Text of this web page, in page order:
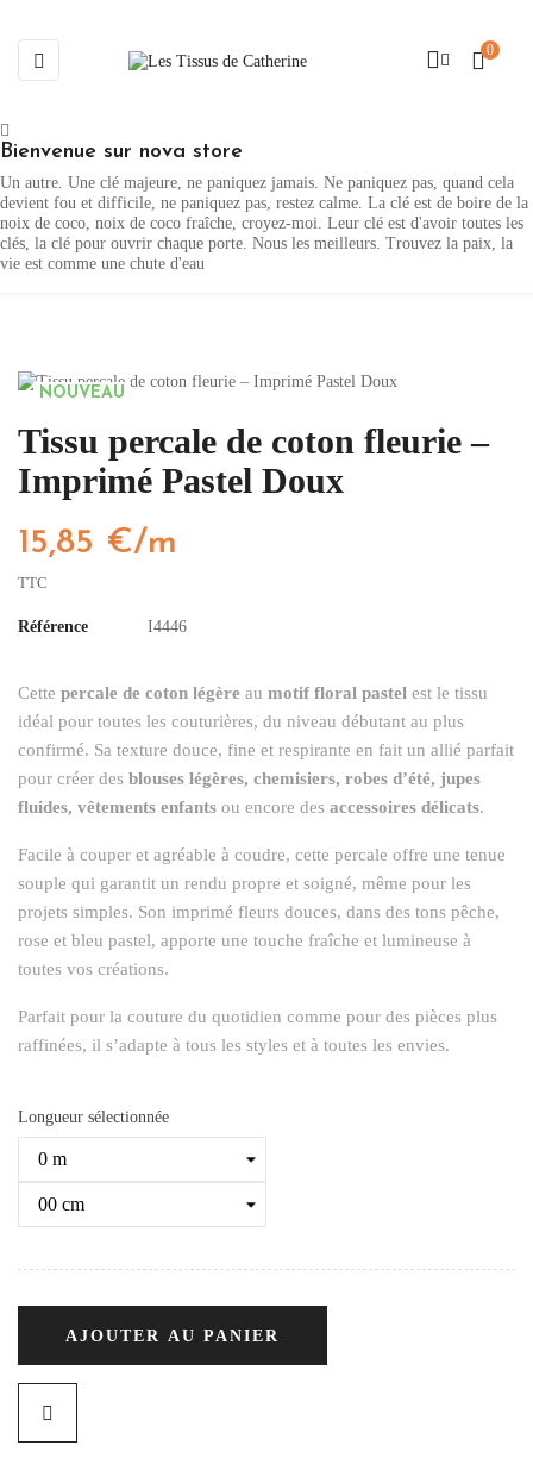
Basculer
la
☰ 0
Bienvenue sur nova store
Un autre. Une clé majeure, ne paniquez jamais. Ne paniquez pas, quand cela
devient fou et difficile, ne paniquez pas, restez calme. La clé est de boire de la
noix de coco, noix de coco fraîche, croyez-moi. Leur clé est d'avoir toutes les
clés, la clé pour ouvrir chaque porte. Nous les meilleurs. Trouvez la paix, la
vie est comme une chute d'eau
NOUVEAU
Tissu percale de coton fleurie –
Imprimé Pastel Doux
15,85 €/m
TTC
Référence I4446
Cette percale de coton légère au motif floral pastel est le tissu
idéal pour toutes les couturières, du niveau débutant au plus
confirmé. Sa texture douce, fine et respirante en fait un allié parfait
pour créer des blouses légères, chemisiers, robes d’été, jupes
fluides, vêtements enfants ou encore des accessoires délicats.
Facile à couper et agréable à coudre, cette percale offre une tenue
souple qui garantit un rendu propre et soigné, même pour les
projets simples. Son imprimé fleurs douces, dans des tons pêche,
rose et bleu pastel, apporte une touche fraîche et lumineuse à
toutes vos créations.
Parfait pour la couture du quotidien comme pour des pièces plus
raffinées, il s’adapte à tous les styles et à toutes les envies.
Longueur sélectionnée
AJOUTER AU PANIER